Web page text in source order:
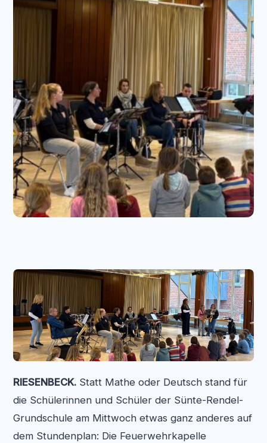
RIESENBECK. Statt Mathe oder Deutsch stand für
die Schülerinnen und Schüler der Sünte-Rendel-
Grundschule am Mittwoch etwas ganz anderes auf
dem Stundenplan: Die Feuerwehrkapelle